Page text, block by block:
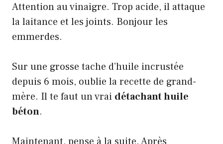
Attention au vinaigre. Trop acide, il attaque
la laitance et les joints. Bonjour les
emmerdes.
Sur une grosse tache d’huile incrustée
depuis 6 mois, oublie la recette de grand-
mère. Il te faut un vrai détachant huile
béton.